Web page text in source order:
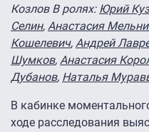
Козлов В ролях: Юрий
Селин, Анастасия
Кошелевич, Андрей
Шумков, Анастасия
Дубанов, Наталья
В кабинке
ходе расследования